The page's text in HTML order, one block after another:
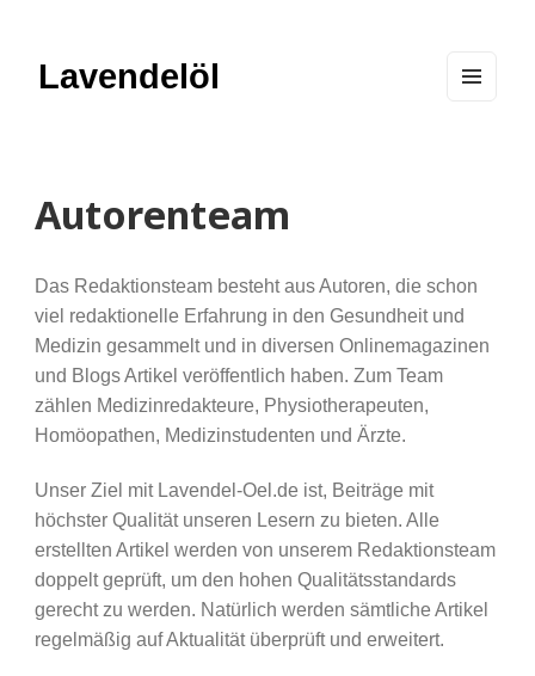
Lavendelöl
Autorenteam
Das Redaktionsteam besteht aus Autoren, die schon
viel redaktionelle Erfahrung in den Gesundheit und
Medizin gesammelt und in diversen Onlinemagazinen
und Blogs Artikel veröffentlich haben. Zum Team
zählen Medizinredakteure, Physiotherapeuten,
Homöopathen, Medizinstudenten und Ärzte.
Unser Ziel mit Lavendel-Oel.de ist, Beiträge mit
höchster Qualität unseren Lesern zu bieten. Alle
erstellten Artikel werden von unserem Redaktionsteam
doppelt geprüft, um den hohen Qualitätsstandards
gerecht zu werden. Natürlich werden sämtliche Artikel
regelmäßig auf Aktualität überprüft und erweitert.